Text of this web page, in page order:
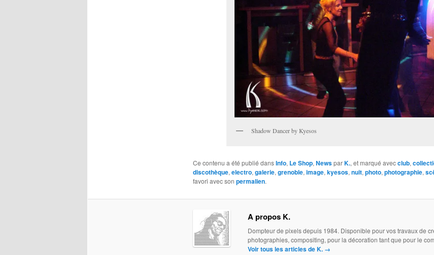
Shadow Dancer by Kyesos
Ce contenu a été publié dansInfo, Le Shop, NewsparK., et marqué avecclub,
discothèque, electro, galerie, grenoble, image, kyesos, nuit, photo, photographie,
favori avec son permalien.
A propos K.
Dompteur de pixels depuis 1984. Disponible pour vos travaux de
photographies, compositing, pour la décoration tant que pour le
Voir tous les articles de K. →